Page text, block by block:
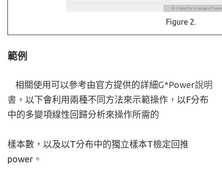
Figure 2.
範例
相關使用可以參考由官方提供的詳細G*Power說明
書 ，以下會利用兩種不同方法來示範操作，以F分布
中的多變項線性回歸分析來操作所需的
樣本數，以及以T分布中的獨立樣本T檢定回推
power。